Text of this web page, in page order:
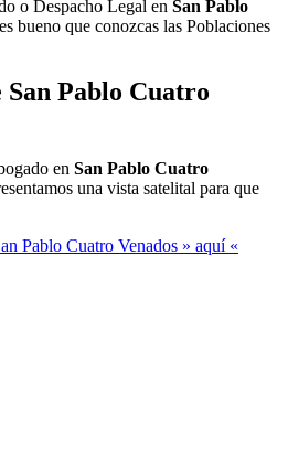
o Despacho Legal en San Pablo
bueno que conozcas las Poblaciones
San Pablo Cuatro
en San Pablo Cuatro
una vista satelital para que
Pablo Cuatro Venados » aquí «